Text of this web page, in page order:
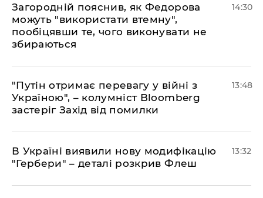
Загородній пояснив, як Федорова
можуть "використати втемну",
пообіцявши те, чого виконувати не
збираються
14:30
"Путін отримає перевагу у війні з
Україною", – колумніст Bloomberg
застеріг Захід від помилки
13:48
В Україні виявили нову модифікацію
"Гербери" – деталі розкрив Флеш
13:32